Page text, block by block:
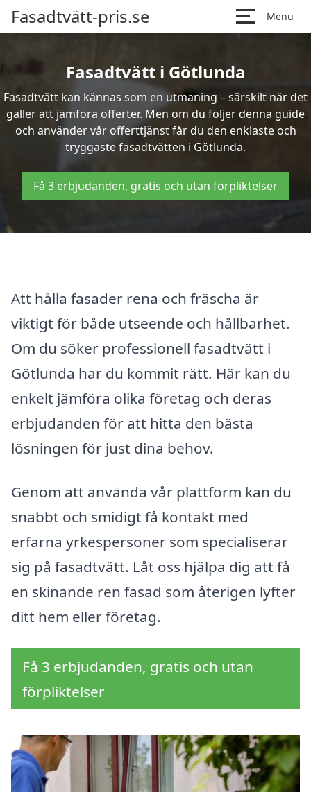
Fasadtvätt-pris.se Menu
Fasadtvätt i Götlunda
Fasadtvätt kan kännas som en utmaning – särskilt när det
gäller att jämföra offerter. Men om du följer denna guide
och använder vår offerttjänst får du den enklaste och
tryggaste fasadtvätten i Götlunda.
Få 3 erbjudanden, gratis och utan förpliktelser
Att hålla fasader rena och fräscha är
viktigt för både utseende och hållbarhet.
Om du söker professionell fasadtvätt i
Götlunda har du kommit rätt. Här kan du
enkelt jämföra olika företag och deras
erbjudanden för att hitta den bästa
lösningen för just dina behov.
Genom att använda vår plattform kan du
snabbt och smidigt få kontakt med
erfarna yrkespersoner som specialiserar
sig på fasadtvätt. Låt oss hjälpa dig att få
en skinande ren fasad som återigen lyfter
ditt hem eller företag.
Få 3 erbjudanden, gratis och utan
förpliktelser